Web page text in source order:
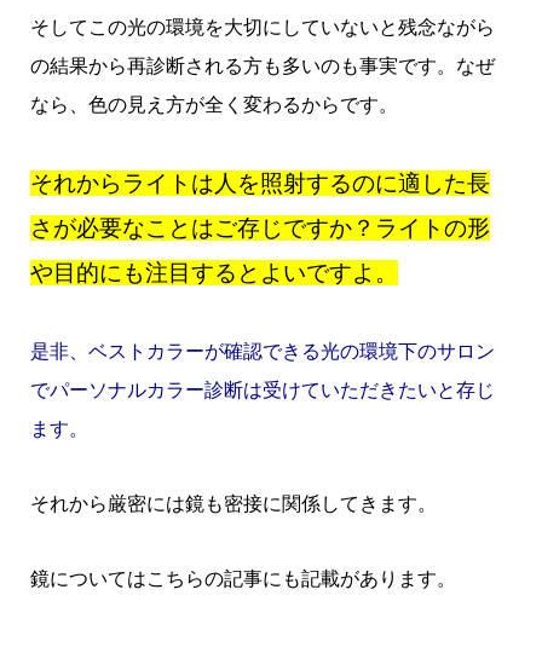
そしてこの光の環境を大切にしていないと残念ながら
の結果から再診断される方も多いのも事実です。 なぜ
なら、色の見え方が全く変わるからです。
それからライトは人を照射するのに適した長
さが必要なことはご存じですか？ライトの形
や目的にも注目するとよいですよ。
是非、ベストカラーが確認できる光の環境下のサロン
でパーソナルカラー診断は受けていただきたいと存じ
ます。
それから厳密には鏡も密接に関係してきます。
鏡についてはこちらの記事にも記載があります。